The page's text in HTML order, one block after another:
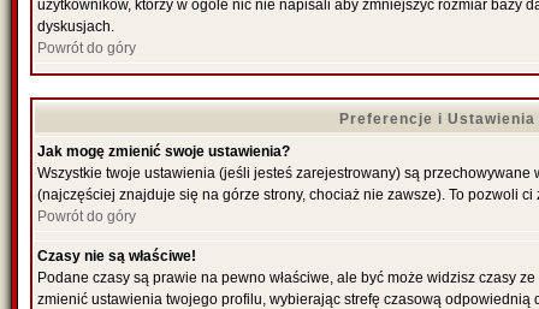
użytkowników, którzy w ogóle nic nie napisali aby zmniejszyć rozmiar bazy
dyskusjach.
Powrót do góry
Preferencje i
Jak mogę zmienić swoje ustawienia?
Wszystkie twoje ustawienia (jeśli jesteś zarejestrowany) są
(najczęściej znajduje się na górze strony, chociaż nie zawsze). To pozwoli
Powrót do góry
Czasy nie są właściwe!
Podane czasy są prawie na pewno właściwe, ale być może widzisz czasy
zmienić ustawienia twojego profilu, wybierając strefę czasową